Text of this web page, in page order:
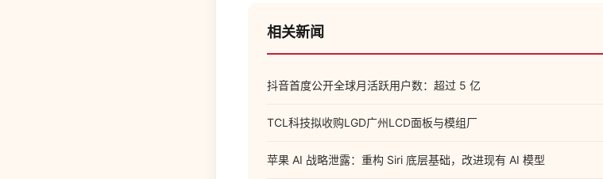
相关新闻
抖音首度公开全球月活跃用户数：超过 5 亿
TCL科技拟收购LGD广州LCD面板与模组厂
苹果 AI 战略泄露：重构 Siri 底层基础，改进现有 AI 模型